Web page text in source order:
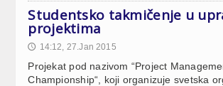
Studentsko takmičenje u
projektima
🕔 14:12, 27.Jan 2015
Projekat pod nazivom “Project
Championship“, koji organizuje svetska